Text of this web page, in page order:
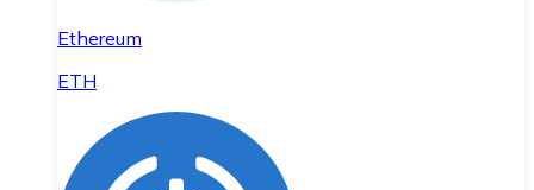
Ethereum
ETH